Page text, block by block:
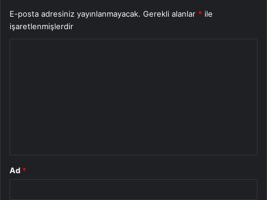
E-posta adresiniz yayınlanmayacak. Gerekli alanlar * ile
işaretlenmişlerdir
Ad *